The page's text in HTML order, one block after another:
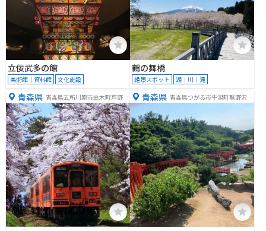
立佞武多の館
美術館｜資料館 文化施設
鶴の舞橋
絶景スポット 湖｜川｜滝
青森県 青森県五所川原市金木町芦野 青森県 青森県つがる市牛潟町鷲野沢１